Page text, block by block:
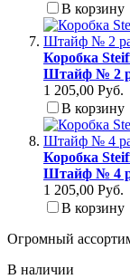
В корзину
Коробка
Штайф № 2
1 205,00 Руб.
В корзину
Коробка
Штайф № 4
1 205,00 Руб.
В корзину
Огромный
В наличии